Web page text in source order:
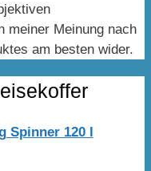
meiner Meinung nach
am besten wider.
Spinner 120 l